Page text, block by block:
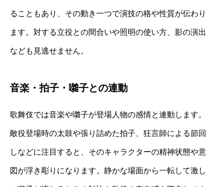
ることもあり、その動き一つで演技の格や性質が伝わり
ます。対する立役との間合いや照明の使い方、影の演出
なども見逃せません。
音楽・拍子・囃子との連動
歌舞伎では音楽や囃子が登場人物の感情と連動します。
敵役登場時の太鼓や張り詰めた拍子、狂言師による節回
しなどに注目すると、そのキャラクターの精神状態や意
図が浮き彫りになります。静かな場面から一転して激し